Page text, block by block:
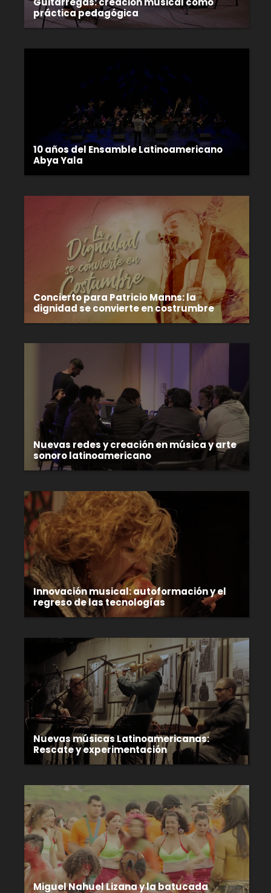
práctica pedagógica
10 años del Ensamble Latinoamericano
Abya Yala
Concierto para Patricio Manns: la
dignidad se convierte en costrumbre
Nuevas redes y creación en música y arte
sonoro latinoamericano
Innovación musical: autoformación y el
regreso de las tecnologías
Nuevas músicas Latinoamericanas:
Rescate y experimentación
Miguel Nahuel Lizana y la batucada